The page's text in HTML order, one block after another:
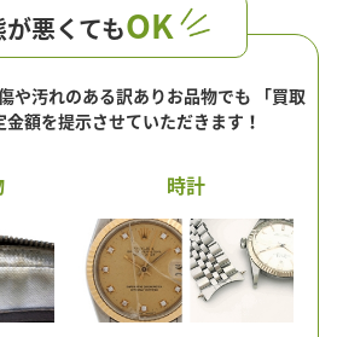
悪くてもOK
や汚れのある訳ありお品物でも 「買取
額を提示させていただきます！
時計